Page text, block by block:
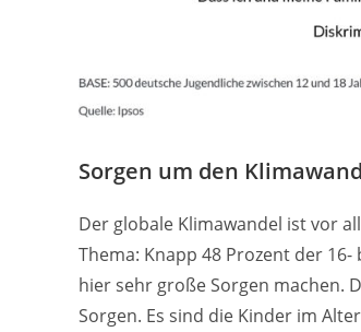
Sorgen um den
Der globale Klimawandel ist vor
Thema: Knapp 48 Prozent der 16-
hier sehr große Sorgen machen.
Sorgen. Es sind die Kinder im